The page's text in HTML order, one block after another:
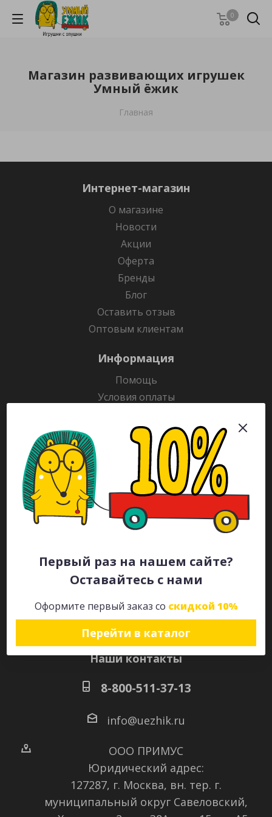
Первый раз на нашем сайте?
Оставайтесь с нами
Оформите первый заказ со скидкой 10%
Перейти в каталог
0
Магазин развивающих игрушек
Умный ёжик
Главная
Интернет-магазин
О магазине
Новости
Акции
Оферта
Бренды
Блог
Оставить отзыв
Оптовым клиентам
Информация
Помощь
Условия оплаты
Гарантия на товар
Раскраски
Рекламодателям
Каталог
Будьте всегда в курсе!
Наши контакты
8-800-511-37-13
info@uezhik.ru
ООО ПРИМУС
Юридический адрес:
127287, г. Москва, вн. тер. г.
муниципальный округ Савеловский,